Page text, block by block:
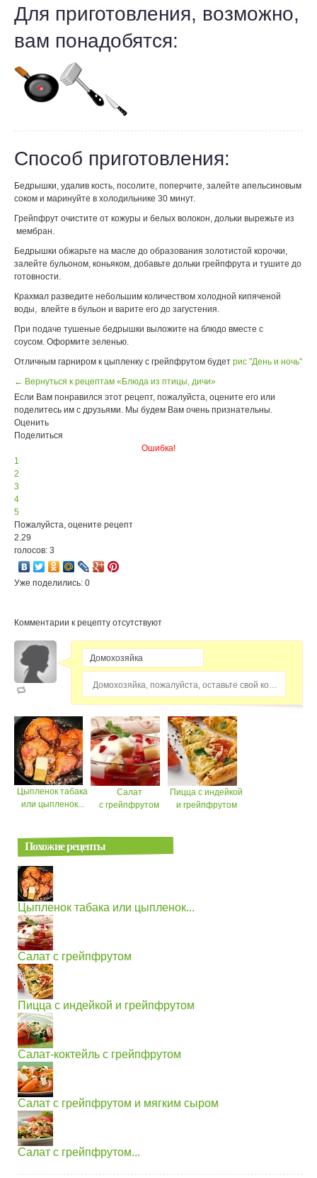
Для приготовления, возможно,
вам понадобятся:
Способ приготовления:
Бедрышки, удалив кость, посолите, поперчите, залейте апельсиновым
соком и маринуйте в холодильнике 30 минут.
Грейпфрут очистите от кожуры и белых волокон, дольки вырежьте из
мембран.
Бедрышки обжарьте на масле до образования золотистой корочки,
залейте бульоном, коньяком, добавьте дольки грейпфрута и тушите до
готовности.
Крахмал разведите небольшим количеством холодной кипяченой
воды, влейте в бульон и варите его до загустения.
При подаче тушеные бедрышки выложите на блюдо вместе с
соусом. Оформите зеленью.
Отличным гарниром к цыпленку с грейпфрутом будет рис "День и ночь"
← Вернуться к рецептам «Блюда из птицы, дичи»
Если Вам понравился этот рецепт, пожалуйста, оцените его или
поделитесь им с друзьями. Мы будем Вам очень признательны.
Оценить
Поделиться
Ошибка!
1
2
3
4
5
Пожалуйста, оцените рецепт
2.29
голосов: 3
Уже поделились: 0
Комментарии к рецепту отсутствуют
Домохозяйка, пожалуйста, оставьте свой комментарий...
Цыпленок табака
или цыпленок...
Салат
с грейпфрутом
Пицца с индейкой
и грейпфрутом
Похожие рецепты
Цыпленок табака или цыпленок...
Салат с грейпфрутом
Пицца с индейкой и грейпфрутом
Салат-коктейль с грейпфрутом
Салат с грейпфрутом и мягким сыром
Салат с грейпфрутом...